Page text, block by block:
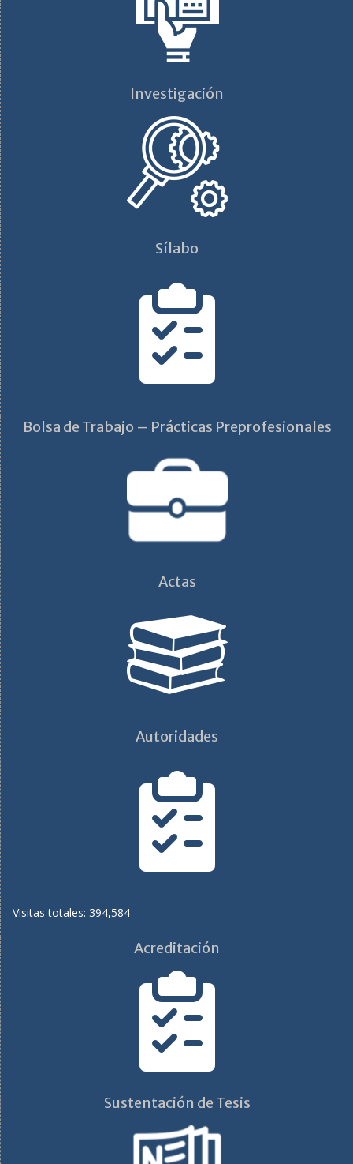
Investigación
Sílabo
Bolsa de Trabajo – Prácticas Preprofesionales
Actas
Autoridades
Visitas totales: 394,584
Acreditación
Sustentación de Tesis